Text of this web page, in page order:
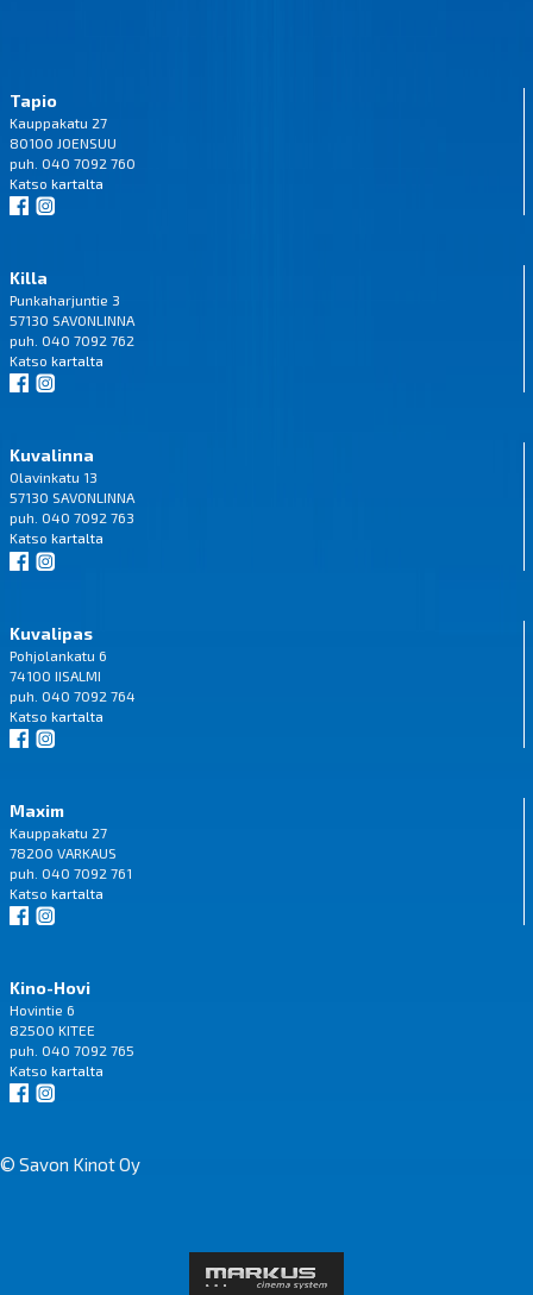
Tapio
Kauppakatu 27
80100 JOENSUU
puh. 040 7092 760
Katso kartalta
Killa
Punkaharjuntie 3
57130 SAVONLINNA
puh. 040 7092 762
Katso kartalta
Kuvalinna
Olavinkatu 13
57130 SAVONLINNA
puh. 040 7092 763
Katso kartalta
Kuvalipas
Pohjolankatu 6
74100 IISALMI
puh. 040 7092 764
Katso kartalta
Maxim
Kauppakatu 27
78200 VARKAUS
puh. 040 7092 761
Katso kartalta
Kino-Hovi
Hovintie 6
82500 KITEE
puh. 040 7092 765
Katso kartalta
© Savon Kinot Oy